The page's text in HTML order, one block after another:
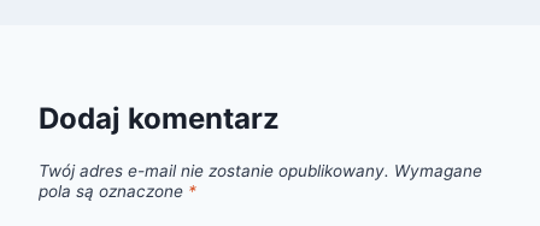
Dodaj komentarz
Twój adres e-mail nie zostanie opublikowany. Wymagane
pola są oznaczone *